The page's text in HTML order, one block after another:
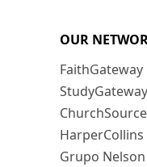
OUR
FaithGateway
StudyGateway
ChurchSource
Grupo Nelson